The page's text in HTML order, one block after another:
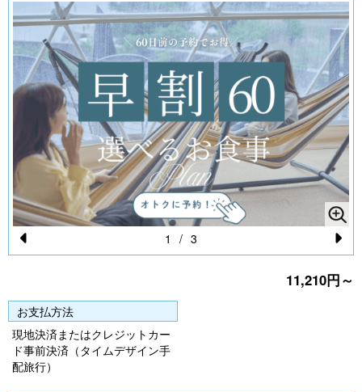
Pr
vi
o
u
s
N
e
1 / 3
11,210円～
お支払方法
現地決済またはクレジットカー
ド事前決済（タイムデザイン手
配旅行）